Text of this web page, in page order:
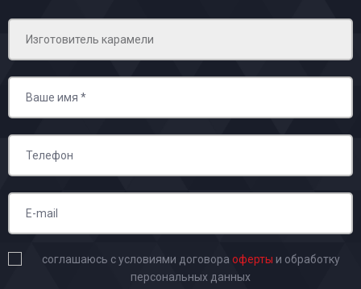
соглашаюсь с условиями договора оферты и обработку
персональных данных